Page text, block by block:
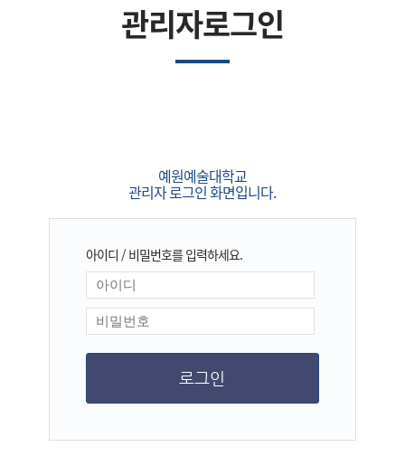
관리자로그인
예원예술대학교
관리자 로그인 화면입니다.
아이디 / 비밀번호를 입력하세요.